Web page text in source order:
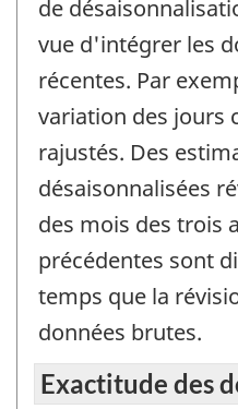
de
vue d'intégrer les
récentes. Par
variation des jours
rajustés. Des
désaisonnalisées
des mois des trois
précédentes sont
temps que la
données brutes.
Exactitude des